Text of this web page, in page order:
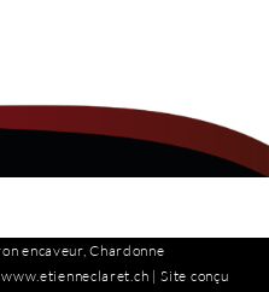
encaveur, Chardonne
www.etienneclaret.ch | Site conçu